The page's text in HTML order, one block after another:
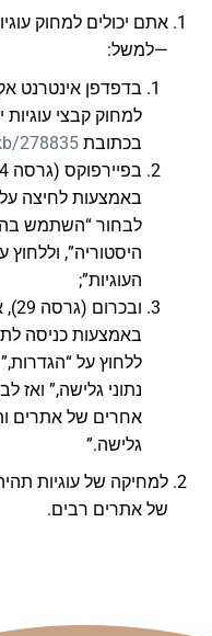
אתם יכולים למחוק
—למשל:
למחוק קבצי עוגיות
בכתובת 278835
באמצעות לחיצה על
לבחור “השתמש
היסטוריה”, וללחוץ
העוגיות”;
באמצעות כניסה
ללחוץ על
נתוני גלישה,” ואז
אחרים של אתרים
גלישה.”
למחיקה של עוגיות
של אתרים רבים.